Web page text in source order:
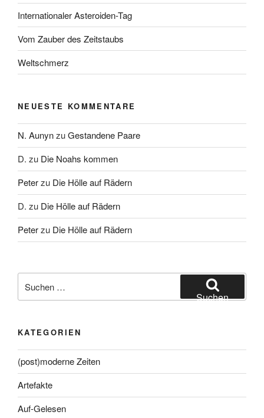
Internationaler Asteroiden-Tag
Vom Zauber des Zeitstaubs
Weltschmerz
NEUESTE KOMMENTARE
N. AunynzuGestandene Paare
D. zu Die Noahs kommen
Peterzu Die Hölle auf Rädern
D. zu Die Hölle auf Rädern
Peterzu Die Hölle auf Rädern
nach:
Suchen
KATEGORIEN
(post)moderne Zeiten
Artefakte
Auf-Gelesen